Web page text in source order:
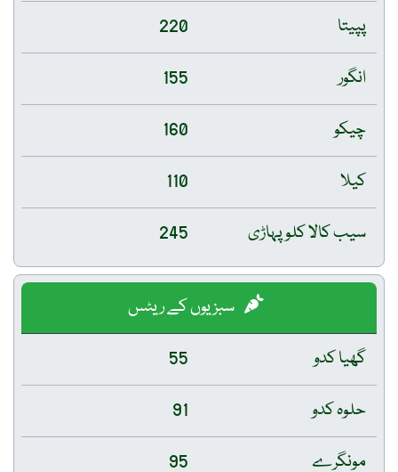
پپیتا
220
انگور
155
چیکو
160
کیلا
110
سیب کالا کلو پہاڑی
245
سبزیوں کے ریٹس
گھیا کدو
55
حلوہ کدو
91
مونگرے
95